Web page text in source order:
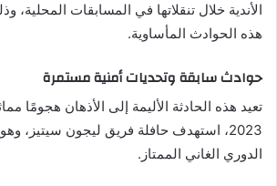
الأندية خلال تنقلاتها في المسابقات المحلية،
هذه الحوادث المأساوية.
حوادث سابقة وتحديات أمنية مستمرة
تعيد هذه الحادثة الأليمة إلى الأذهان هجومًا
2023، استهدف حافلة فريق ليجون سيتيز،
الدوري الغاني الممتاز.